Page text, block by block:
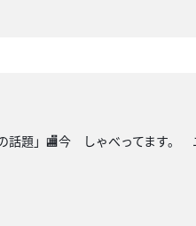
話題」🏬今 しゃべってます。